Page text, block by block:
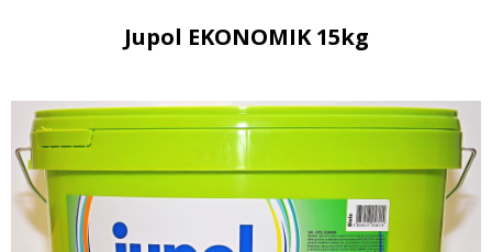
Jupol EKONOMIK 15kg